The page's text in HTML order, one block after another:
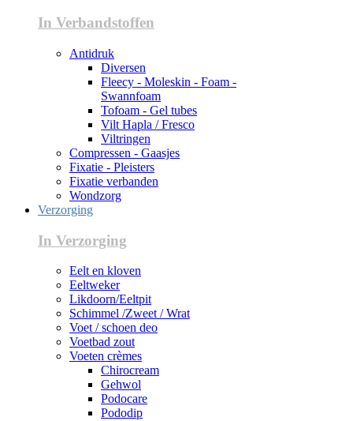
In Verbandstoffen
Antidruk
Diversen
Fleecy - Moleskin - Foam -
Swannfoam
Tofoam - Gel tubes
Vilt Hapla / Fresco
Viltringen
Compressen - Gaasjes
Fixatie - Pleisters
Fixatie verbanden
Wondzorg
Verzorging
In Verzorging
Eelt en kloven
Eeltweker
Likdoorn/Eeltpit
Schimmel /Zweet / Wrat
Voet / schoen deo
Voetbad zout
Voeten crèmes
Chirocream
Gehwol
Podocare
Pododip